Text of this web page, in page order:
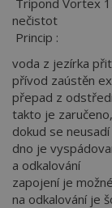
Tripond Vortex
nečistot
Princip :
voda z jezírka
přívod zaústěn
přepad z
takto je
dokud se
dno je
a odkalování
zapojení je
na odkalování je